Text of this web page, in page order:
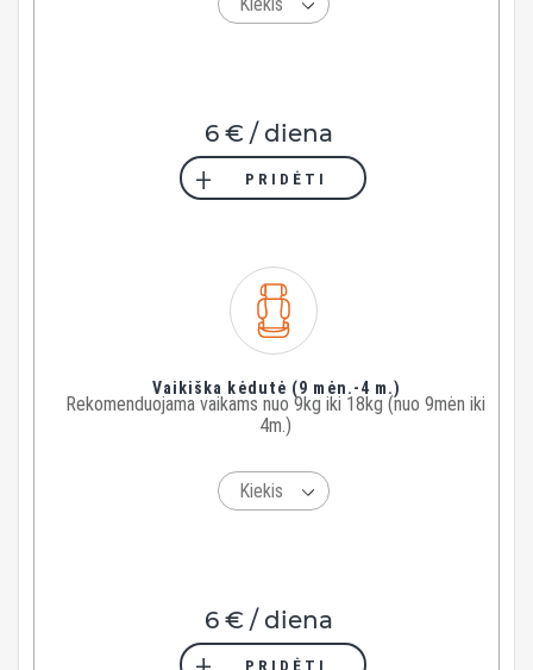
6 € / diena
PRIDĖTI
Vaikiška kėdutė (9 mėn.-4 m.)
Rekomenduojama vaikams nuo 9kg iki 18kg (nuo 9mėn iki
4m.)
6 € / diena
PRIDĖTI